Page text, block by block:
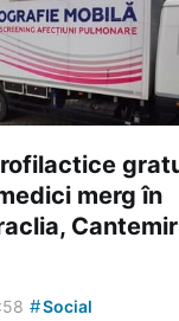
merg în
#Social